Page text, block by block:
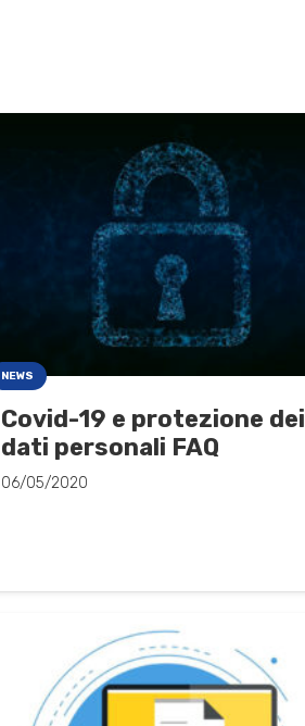
NEWS
Covid-19 e protezione dei
dati personali FAQ
06/05/2020